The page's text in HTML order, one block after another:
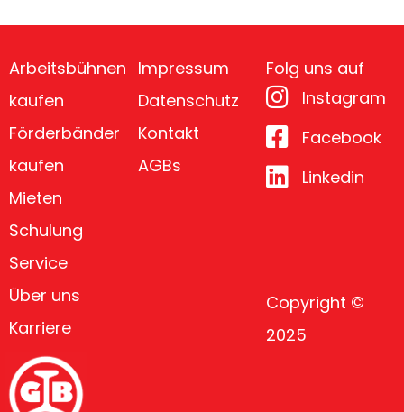
Arbeitsbühnen
kaufen
Förderbänder
kaufen
Mieten
Schulung
Service
Über uns
Karriere
Impressum
Datenschutz
Kontakt
AGBs
Folg uns auf
Instagram
Facebook
Linkedin
Copyright ©
2025